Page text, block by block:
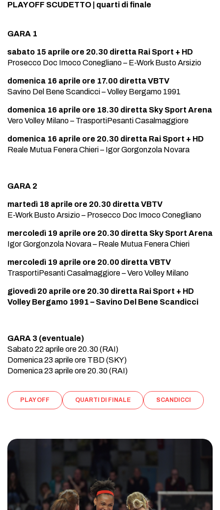
PLAYOFF SCUDETTO | quarti di finale
GARA 1
sabato 15 aprile ore 20.30 diretta Rai Sport + HD
Prosecco Doc Imoco Conegliano – E-Work Busto Arsizio
domenica 16 aprile ore 17.00 diretta VBTV
Savino Del Bene Scandicci – Volley Bergamo 1991
domenica 16 aprile ore 18.30 diretta Sky Sport Arena
Vero Volley Milano – TrasportiPesanti Casalmaggiore
domenica 16 aprile ore 20.30 diretta Rai Sport + HD
Reale Mutua Fenera Chieri – Igor Gorgonzola Novara
GARA 2
martedì 18 aprile ore 20.30 diretta VBTV
E-Work Busto Arsizio – Prosecco Doc Imoco Conegliano
mercoledì 19 aprile ore 20.30 diretta Sky Sport Arena
Igor Gorgonzola Novara – Reale Mutua Fenera Chieri
mercoledì 19 aprile ore 20.00 diretta VBTV
TrasportiPesanti Casalmaggiore – Vero Volley Milano
giovedì 20 aprile ore 20.30 diretta Rai Sport + HD
Volley Bergamo 1991 – Savino Del Bene Scandicci
GARA 3 (eventuale)
Sabato 22 aprile ore 20.30 (RAI)
Domenica 23 aprile ore TBD (SKY)
Domenica 23 aprile ore 20.30 (RAI)
PLAY OFF QUARTI DI FINALE SCANDICCI